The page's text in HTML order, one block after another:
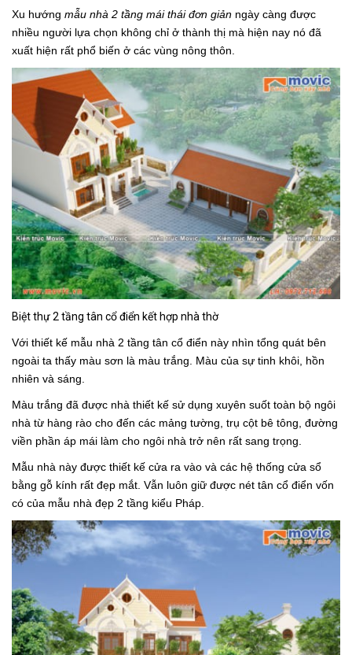
Xu hướng mẫu nhà 2 tầng mái thái đơn giản ngày càng được
nhiều người lựa chọn không chỉ ở thành thị mà hiện nay nó đã
xuất hiện rất phổ biến ở các vùng nông thôn.
Biệt thự 2 tầng tân cổ điển kết hợp nhà thờ
Với thiết kế mẫu nhà 2 tầng tân cổ điển này nhìn tổng quát bên
ngoài ta thấy màu sơn là màu trắng. Màu của sự tinh khôi, hồn
nhiên và sáng.
Màu trắng đã được nhà thiết kế sử dụng xuyên suốt toàn bộ ngôi
nhà từ hàng rào cho đến các mảng tường, trụ cột bê tông, đường
viền phần áp mái làm cho ngôi nhà trở nên rất sang trọng.
Mẫu nhà này được thiết kế cửa ra vào và các hệ thống cửa sổ
bằng gỗ kính rất đẹp mắt. Vẫn luôn giữ được nét tân cổ điển vốn
có của mẫu nhà đẹp 2 tầng kiểu Pháp.